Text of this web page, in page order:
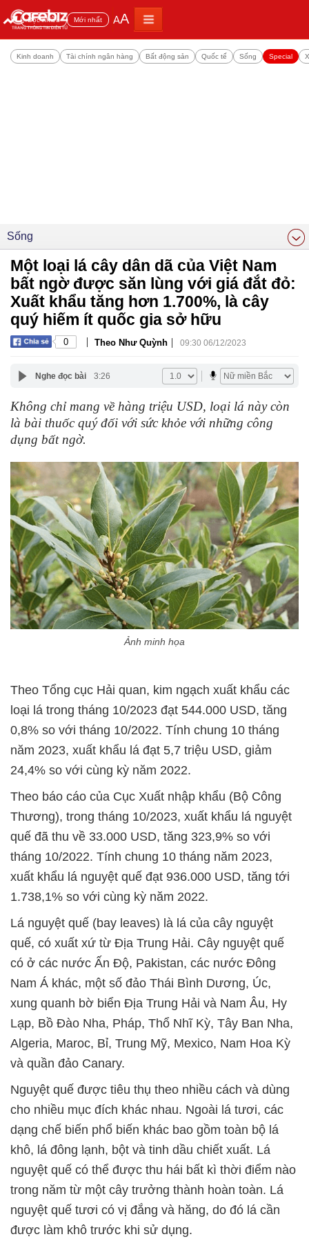
Đọc nhiều Mới nhất AA
Kinh doanh Tài chính ngân hàng Bất động sản Quốc tế Sống Special
Sống
Một loại lá cây dân dã của Việt Nam
bất ngờ được săn lùng với giá đắt đỏ:
Xuất khẩu tăng hơn 1.700%, là cây
quý hiếm ít quốc gia sở hữu
0 | Theo Như Quỳnh | 09:30 06/12/2023
Nghe đọc bài 3:26
Không chỉ mang về hàng triệu USD, loại lá này còn
là bài thuốc quý đối với sức khỏe với những công
dụng bất ngờ.
Ảnh minh họa
Theo Tổng cục Hải quan, kim ngạch xuất khẩu các
loại lá trong tháng 10/2023 đạt 544.000 USD, tăng
0,8% so với tháng 10/2022. Tính chung 10 tháng
năm 2023, xuất khẩu lá đạt 5,7 triệu USD, giảm
24,4% so với cùng kỳ năm 2022.
Theo báo cáo của Cục Xuất nhập khẩu (Bộ Công
Thương), trong tháng 10/2023, xuất khẩu lá nguyệt
quế đã thu về 33.000 USD, tăng 323,9% so với
tháng 10/2022. Tính chung 10 tháng năm 2023,
xuất khẩu lá nguyệt quế đạt 936.000 USD, tăng tới
1.738,1% so với cùng kỳ năm 2022.
Lá nguyệt quế (bay leaves) là lá của cây nguyệt
quế, có xuất xứ từ Địa Trung Hải. Cây nguyệt quế
có ở các nước Ấn Độ, Pakistan, các nước Đông
Nam Á khác, một số đảo Thái Bình Dương, Úc,
xung quanh bờ biển Địa Trung Hải và Nam Âu, Hy
Lạp, Bồ Đào Nha, Pháp, Thổ Nhĩ Kỳ, Tây Ban Nha,
Algeria, Maroc, Bỉ, Trung Mỹ, Mexico, Nam Hoa Kỳ
và quần đảo Canary.
Nguyệt quế được tiêu thụ theo nhiều cách và dùng
cho nhiều mục đích khác nhau. Ngoài lá tươi, các
dạng chế biến phổ biến khác bao gồm toàn bộ lá
khô, lá đông lạnh, bột và tinh dầu chiết xuất. Lá
nguyệt quế có thể được thu hái bất kì thời điểm nào
trong năm từ một cây trưởng thành hoàn toàn. Lá
nguyệt quế tươi có vị đắng và hăng, do đó lá cần
được làm khô trước khi sử dụng.